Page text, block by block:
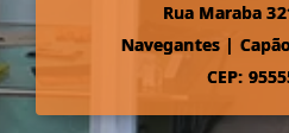
Rua Maraba
Navegantes |
CEP: